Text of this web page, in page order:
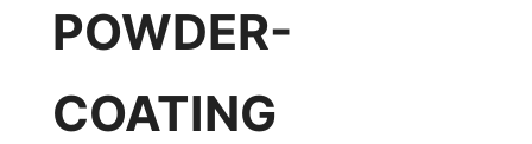
POWDER-
COATING